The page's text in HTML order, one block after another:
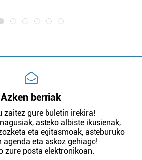
Azken berriak
zaitez gure buletin irekira!
asteko albiste ikusienak,
eta egitasmoak, asteburuko
agenda eta askoz gehiago!
zure posta elektronikoan.